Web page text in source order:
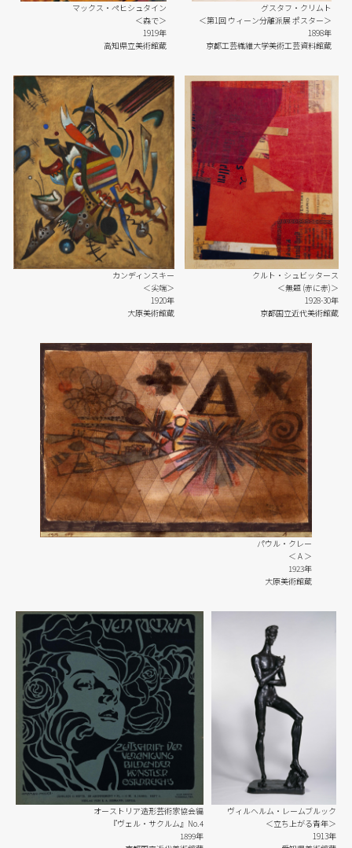
マックス・ペヒシュタイン
＜森で＞
1919年
高知県立美術館蔵
グスタフ・クリムト
＜第1回 ウィーン分離派展 ポスター＞
1898年
京都工芸繊維大学美術工芸資料館蔵
カンディンスキー
＜尖端＞
1920年
大原美術館蔵
クルト・シュビッタース
＜無題 (赤に赤)＞
1928-30年
京都国立近代美術館蔵
パウル・クレー
＜ A ＞
1923年
大原美術館蔵
オーストリア造形芸術家協会編
『ヴェル・サクルム』No.4
1899年
ヴィルヘルム・レームブルック
＜立ち上がる青年＞
1913年